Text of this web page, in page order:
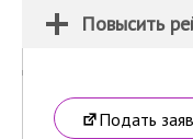
Повысить
Подать